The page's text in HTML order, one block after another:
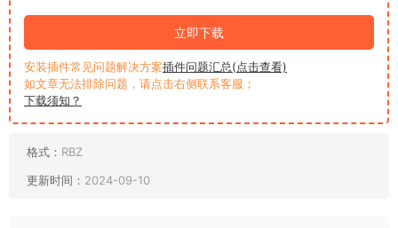
立即下载
安装插件常见问题解决方案插件问题汇总(点击查看)
如文章无法排除问题，请点击右侧联系客服；
下载须知？
格式： RBZ
更新时间： 2024-09-10